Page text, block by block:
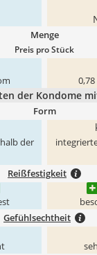
Menge
Preis pro Stück
der Kondome
Form
der
Reißfestigkeit
Gefühlsechtheit